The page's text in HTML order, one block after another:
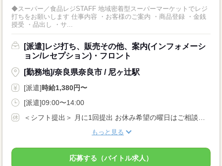
◆スーパー／食品レジSTAFF 地域密着型スーパーマーケットでレジ
打ちをお願いします 仕事内容 ・お客様のご案内 ・商品登録 ・金銭
授受 ・品出し ・サ...
[派遣]レジ打ち、販売その他、案内(インフォメーシ
ョン/レセプション)・フロント
[勤務地]/奈良県奈良市 / 尼ヶ辻駅
[派遣]時給1,380円〜
[派遣]09:00〜14:00
もっと見る
応募する（バイトル求人）